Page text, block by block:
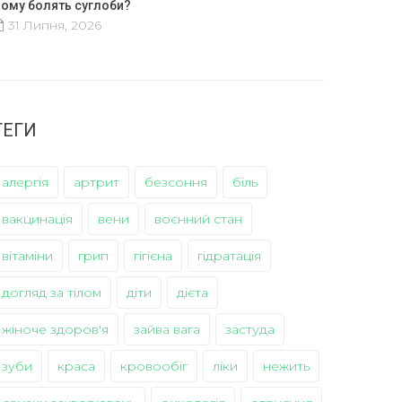
болять суглоби?
31 Липня, 2026
алергія артрит безсоння біль
вакцинація вени воєнний стан
вітаміни грип гігієна гідратація
догляд за тілом діти дієта
жіноче здоров'я зайва вага застуда
зуби краса кровообіг ліки нежить